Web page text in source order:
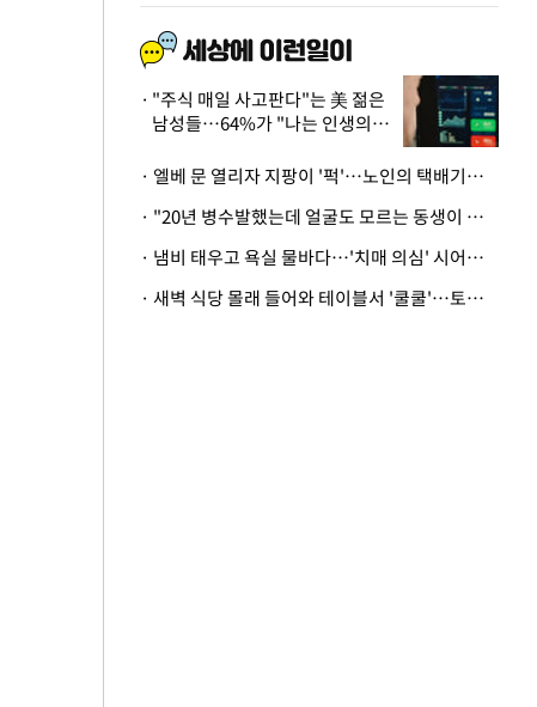
"주식 매일 사고판다"는 美 젊은
남성들…64%가 "나는 인생의
· 엘베 문 열리자 지팡이 '퍽'…노인의 택배기사 폭행 이유
· "20년 병수발했는데 얼굴도 모르는 동생이 유산 절반을"…배다른 형제 상속권 있을까
· 냄비 태우고 욕실 물바다…'치매 의심' 시어머니 검사 권유했다가 '날벼락'
· 새벽 식당 몰래 들어와 테이블서 '쿨쿨'…토사물 남기고 사라진 남성